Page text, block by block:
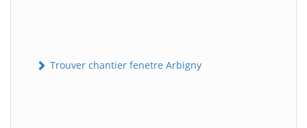
Trouver chantier fenetre Arbigny